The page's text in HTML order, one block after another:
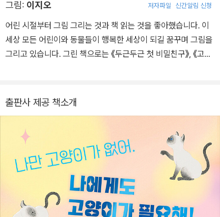
올려 캣 패밀리가 된 유나는 점점 사랑하던 고양이를 이용해 친구
들과 친해질 궁리만을 하게 되고, 급기야 거짓말이 탄로 날까 봐
고양이 주인인 ‘혜연’을 찾아가기로 마음먹는데??. 과연 유나는
잘못을 뉘우치고, 고양이와 친구들을 떳떳하게 만날 수 있을까?
《옥수수 뺑소니》, 《내 몸에 흐르는 뜨거운 피》, 《가출 모범생 천
동기》, 《우린 세계최강입니다》, 《오늘, 오늘, 오늘! 12월 3X일》과
동화 《바꿔!》, 《도야의 초록 리본》, 《고양이가 필요해》, 《백제 최
후의 날》, 《고구려 최후의 날》, 《우정 챌린지》 등이 있다.
그림: 이지오 저자파일 신간알림 신청
어린 시절부터 그림 그리는 것과 책 읽는 것을 좋아했습니다. 이
세상 모든 어린이와 동물들이 행복한 세상이 되길 꿈꾸며 그림을
그리고 있습니다. 그린 책으로는 《두근두근 첫 비밀친구》, 《고양
출판사 제공 책소개